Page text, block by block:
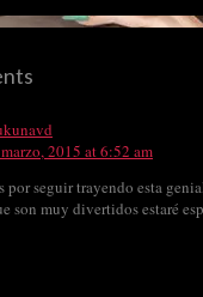
2015 at 6:52 am
por seguir trayendo esta
son muy divertidos estaré